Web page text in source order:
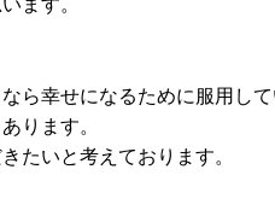
ます。
ら幸せになるために服用して
ります。
たいと考えております。